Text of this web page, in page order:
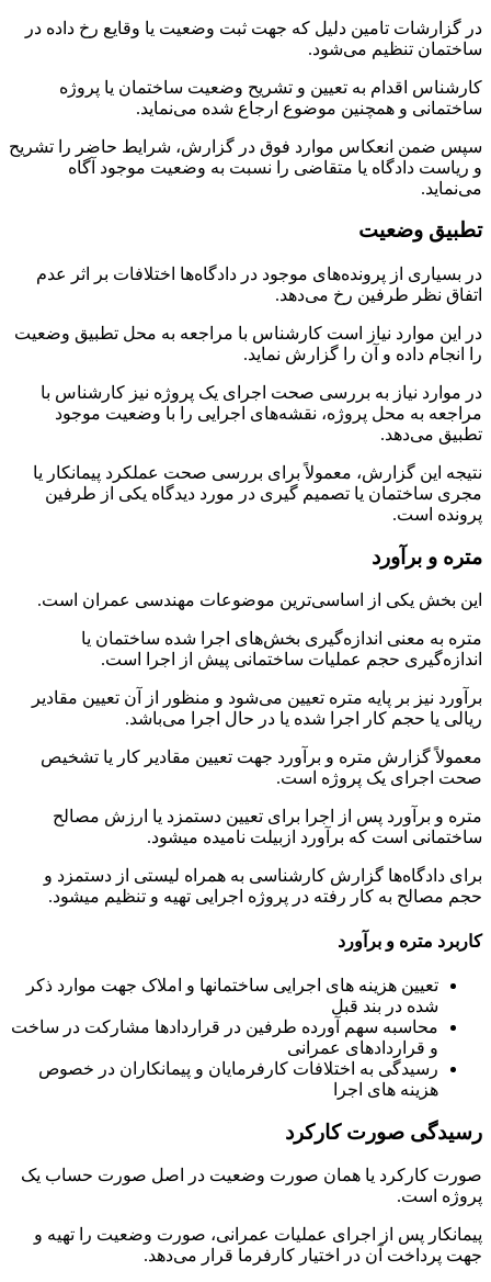
در گزارشات تامین دلیل که جهت ثبت وضعیت یا وقایع رخ داده در
ساختمان تنظیم می‌شود.
کارشناس اقدام به تعیین و تشریح وضعیت ساختمان یا پروژه
ساختمانی و همچنین موضوع ارجاع شده می‌نماید.
سپس ضمن انعکاس موارد فوق در گزارش، شرایط حاضر را تشریح
و ریاست دادگاه یا متقاضی را نسبت به وضعیت موجود آگاه
می‌نماید.
تطبیق وضعیت
در بسیاری از پرونده‌های موجود در دادگاه‌ها اختلافات بر اثر عدم
اتفاق نظر طرفین رخ می‌دهد.
در این موارد نیاز است کارشناس با مراجعه به محل تطبیق وضعیت
را انجام داده و آن را گزارش نماید.
در موارد نیاز به بررسی صحت اجرای یک پروژه نیز کارشناس با
مراجعه به محل پروژه، نقشه‌های اجرایی را با وضعیت موجود
تطبیق می‌دهد.
نتیجه این گزارش، معمولاً برای بررسی صحت عملکرد پیمانکار یا
مجری ساختمان یا تصمیم گیری در مورد دیدگاه یکی از طرفین
پرونده است.
متره و برآورد
این بخش یکی از اساسی‌ترین موضوعات مهندسی عمران است.
متره به معنی اندازه‌گیری بخش‌های اجرا شده ساختمان یا
اندازه‌گیری حجم عملیات ساختمانی پیش از اجرا است.
برآورد نیز بر پایه متره تعیین می‌شود و منظور از آن تعیین مقادیر
ریالی یا حجم کار اجرا شده یا در حال اجرا می‌باشد.
معمولاً گزارش متره و برآورد جهت تعیین مقادیر کار یا تشخیص
صحت اجرای یک پروژه است.
متره و برآورد پس از اجرا برای تعیین دستمزد یا ارزش مصالح
ساختمانی است که برآورد ازبیلت نامیده میشود.
برای دادگاه‌ها گزارش کارشناسی به همراه لیستی از دستمزد و
حجم مصالح به کار رفته در پروژه اجرایی تهیه و تنظیم میشود.
کاربرد متره و برآورد
تعیین هزینه های اجرایی ساختمانها و املاک جهت موارد ذکر
شده در بند قبل
محاسبه سهم آورده طرفین در قراردادها مشارکت در ساخت
و قراردادهای عمرانی
رسیدگی به اختلافات کارفرمایان و پیمانکاران در خصوص
هزینه های اجرا
رسیدگی صورت کارکرد
صورت کارکرد یا همان صورت وضعیت در اصل صورت حساب یک
پروژه است.
پیمانکار پس از اجرای عملیات عمرانی، صورت وضعیت را تهیه و
جهت پرداخت آن در اختیار کارفرما قرار می‌دهد.